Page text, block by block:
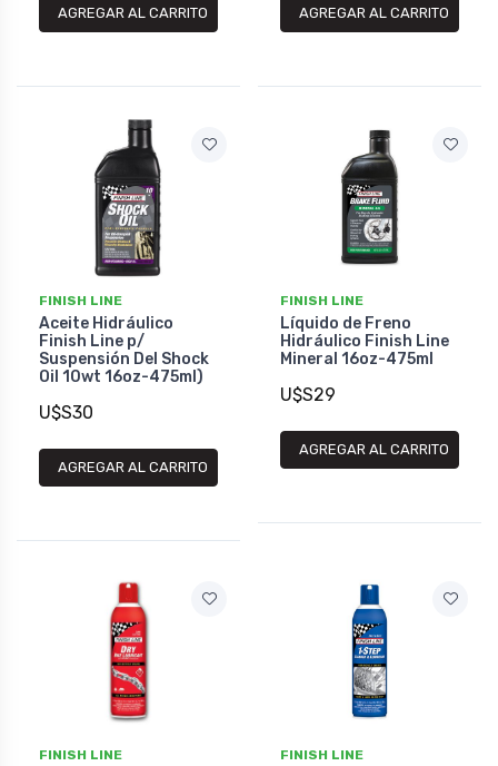
AGREGAR AL CARRITO AGREGAR AL CARRITO
FINISH LINE
Aceite Hidráulico
Finish Line p/
Suspensión Del Shock
Oil 10wt 16oz-475ml)
U$S30
AGREGAR AL CARRITO
FINISH LINE
Líquido de Freno
Hidráulico Finish Line
Mineral 16oz-475ml
U$S29
AGREGAR AL CARRITO
FINISH LINE FINISH LINE